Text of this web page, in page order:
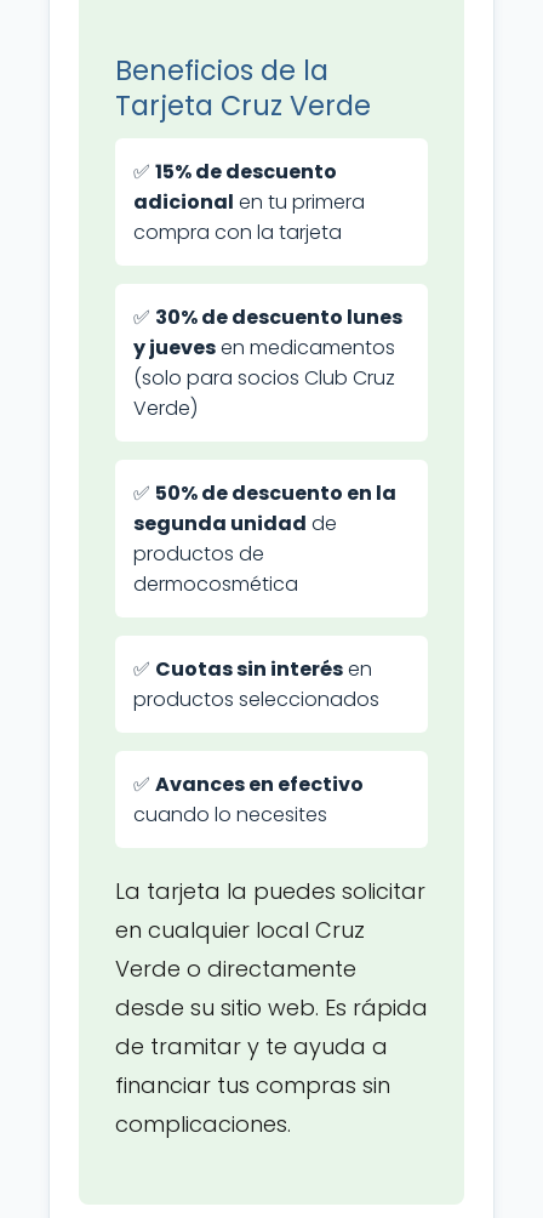
Beneficios de la
Tarjeta Cruz Verde
✅ 15% de descuento
adicional en tu primera
compra con la tarjeta
✅ 30% de descuento lunes
y juevesen medicamentos
(solo para socios Club Cruz
Verde)
✅ 50% de descuento en la
segunda unidad de
productos de
dermocosmética
✅ Cuotas sin interésen
productos seleccionados
✅ Avances en efectivo
cuando lo necesites
La tarjeta la puedes solicitar
en cualquier local Cruz
Verde o directamente
desde su sitio web. Es rápida
de tramitar y te ayuda a
financiar tus compras sin
complicaciones.